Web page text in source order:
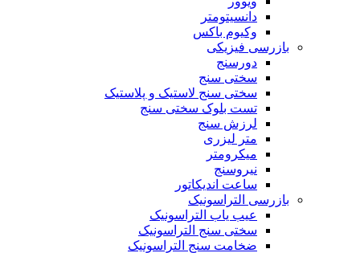
دانسیتومتر
وکیوم باکس
بازرسی فیزیکی
دورسنج
سختی سنج
سختی سنج لاستیک و پلاستیک
تست بلوک سختی سنج
لرزش سنج
متر لیزری
میکرومتر
نیروسنج
ساعت اندیکاتور
بازرسی التراسونیک
عیب یاب التراسونیک
سختی سنج التراسونیک
ضخامت سنج التراسونیک